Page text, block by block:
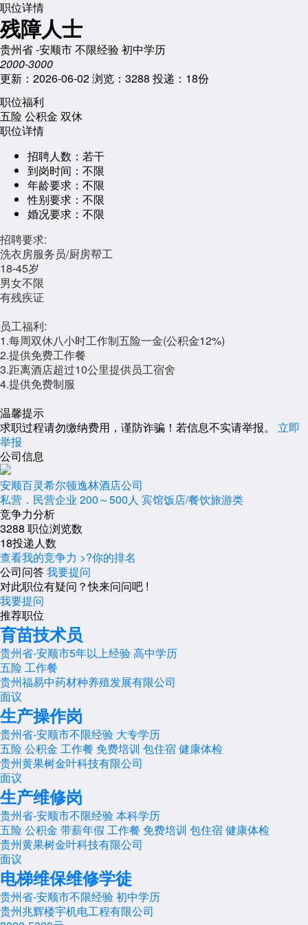
职位详情
残障人士
贵州省 -安顺市不限经验初中学历
2000-3000
更新：2026-06-02浏览：3288 投递：18份
职位福利
五险公积金 双休
职位详情
招聘人数： 若干
到岗时间： 不限
年龄要求： 不限
性别要求： 不限
婚况要求： 不限
招聘要求:
洗衣房服务员/厨房帮工
18-45岁
男女不限
有残疾证
员工福利:
1.每周双休八小时工作制五险一金(公积金12%)
2.提供免费工作餐
3.距离酒店超过10公里提供员工宿舍
4.提供免费制服
温馨提示
求职过程请勿缴纳费用，谨防诈骗！若信息不实请举报。 立即
举报
公司信息
安顺百灵希尔顿逸林酒店公司
私营．民营企业 200～500人 宾馆饭店/餐饮旅游类
竞争力分析
3288 职位浏览数
18投递人数
查看我的竞争力 >?你的排名
公司问答我要提问
对此职位有疑问？快来问问吧 !
我要提问
推荐职位
育苗技术员
贵州省-安顺市5年以上经验高中学历
五险工作餐
贵州福易中药材种养殖发展有限公司
面议
生产操作岗
贵州省-安顺市不限经验 大专学历
五险公积金 工作餐 免费培训 包住宿 健康体检
贵州黄果树金叶科技有限公司
面议
生产维修岗
贵州省-安顺市不限经验本科学历
五险公积金 带薪年假 工作餐 免费培训 包住宿 健康体检
贵州黄果树金叶科技有限公司
面议
电梯维保维修学徒
贵州省-安顺市不限经验初中学历
贵州兆辉楼宇机电工程有限公司